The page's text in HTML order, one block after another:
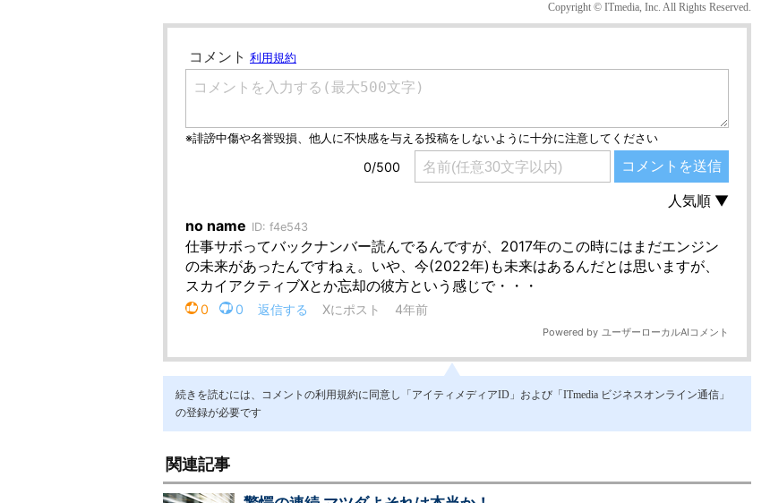
Copyright © ITmedia, Inc. All Rights Reserved.
続きを読むには、コメントの利用規約に同意し「アイティメディアID」および「ITmedia ビジネスオンライン通信」
の登録が必要です
関連記事